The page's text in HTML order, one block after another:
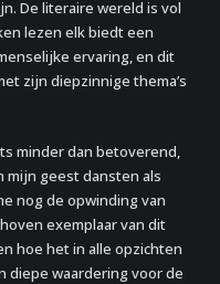
De literaire wereld is vol
lezen elk biedt een
ervaring, en dit
zijn diepzinnige thema’s
minder dan betoverend,
mijn geest dansten als
nog de opwinding van
exemplaar van dit
hoe het in alle opzichten
diepe waardering voor de